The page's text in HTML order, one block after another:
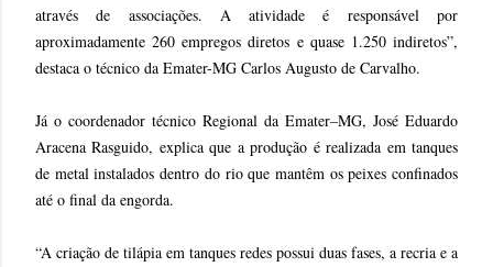
através de associações. A atividade é responsável por
aproximadamente 260 empregos diretos e quase 1.250 indiretos”,
destaca o técnico da Emater-MG Carlos Augusto de Carvalho.
Já o coordenador técnico Regional da Emater–MG, José Eduardo
Aracena Rasguido, explica que a produção é realizada em tanques
de metal instalados dentro do rio que mantêm os peixes confinados
até o final da engorda.
“A criação de tilápia em tanques redes possui duas fases, a recria e a